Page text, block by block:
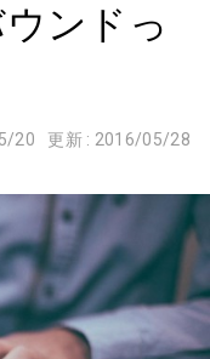
ンドっ
20 更新 : 2016/05/28